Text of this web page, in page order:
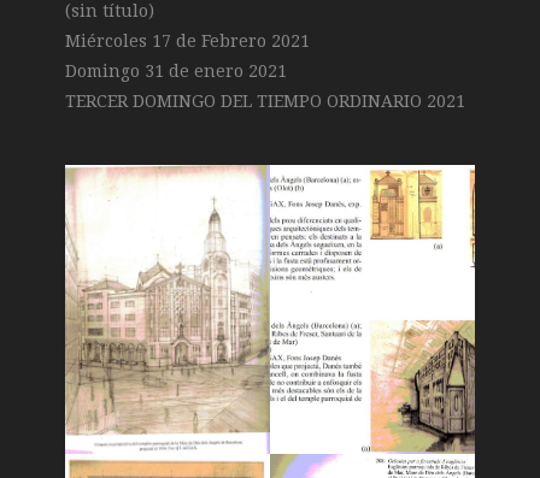
(sin título)
Miércoles 17 de Febrero 2021
Domingo 31 de enero 2021
TERCER DOMINGO DEL TIEMPO ORDINARIO 2021